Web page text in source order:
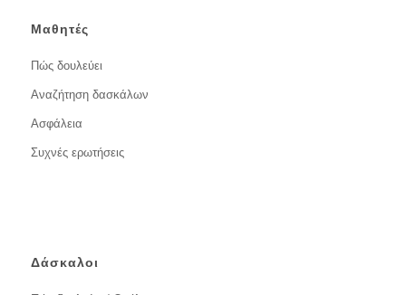
Μαθητές
Πώς δουλεύει
Αναζήτηση δασκάλων
Ασφάλεια
Συχνές ερωτήσεις
Δάσκαλοι